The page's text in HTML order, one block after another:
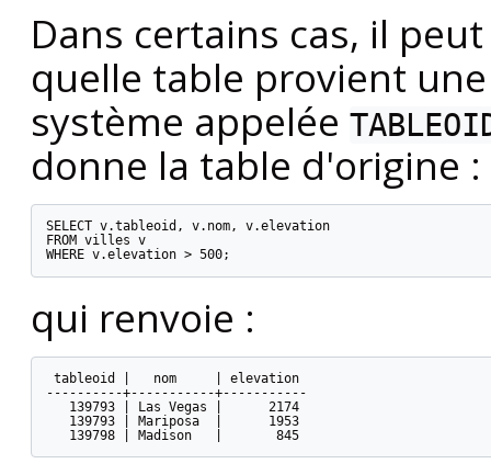
Dans certains cas, il
quelle table provient
système appelée
donne la table d'origine :
SELECT v.tableoid, v.nom, v.elevation
FROM villes v
WHERE v.elevation > 500;
qui renvoie :
tableoid |   nom     | elevation
----------+-----------+-----------
   139793 | Las Vegas |      2174
   139793 | Mariposa  |      1953
   139798 | Madison   |       845